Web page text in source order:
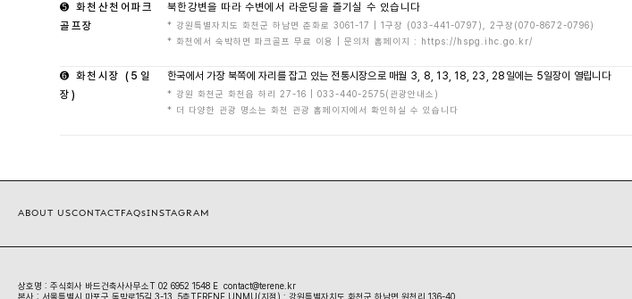
➎ 화천산천어파크
골프장
북한강변을 따라 수변에서 라운딩을 즐기실 수 있습니다
* 강원특별자치도 화천군 하남면 춘화로 3061-17 | 1구장 (033-441-0797), 2구장(070-8672-0796)
* 화천에서 숙박하면 파크골프 무료 이용 | 문의처 홈페이지 : https://hspg.ihc.go.kr/
➏ 화천시장 (5일
장)
한국에서 가장 북쪽에 자리를 잡고 있는 전통시장으로 매월 3, 8, 13, 18, 23, 28일에는 5일장이 열립니다
* 강원 화천군 화천읍 하리 27-16 | 033-440-2575(관광안내소)
* 더 다양한 관광 명소는 화천 관광 홈페이지에서 확인하실 수 있습니다
ABOUT USCONTACT FAQsINSTAGRAM
상호명 : 주식회사 바드건축사사무소T 02 6952 1548 E  contact@terene.kr
본사 : 서울특별시 마포구 독막로15길 3-13, 5층TERENE UNMU(지점) : 강원특별자치도 화천군 하남면 원천리 136-40